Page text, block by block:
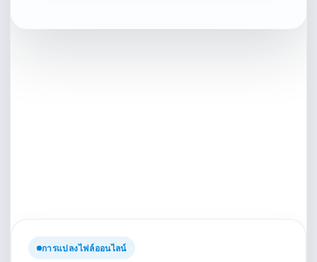
การแปลงไฟล์ออนไลน์